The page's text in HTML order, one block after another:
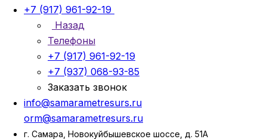
+7 (917) 961-92-19
Назад
Телефоны
+7 (917) 961-92-19
+7 (937) 068-93-85
Заказать звонок
info@samarametresurs.ru
orm@samarametresurs.ru
г. Самара, Новокуйбышевское шоссе, д. 51А